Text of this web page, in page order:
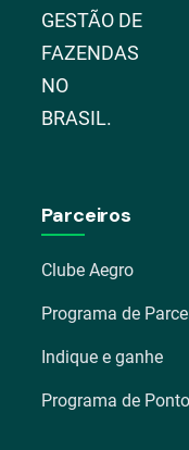
GESTÃO DE
FAZENDAS
NO
BRASIL.
Parceiros
Clube Aegro
Programa de
Indique e ganhe
Programa de